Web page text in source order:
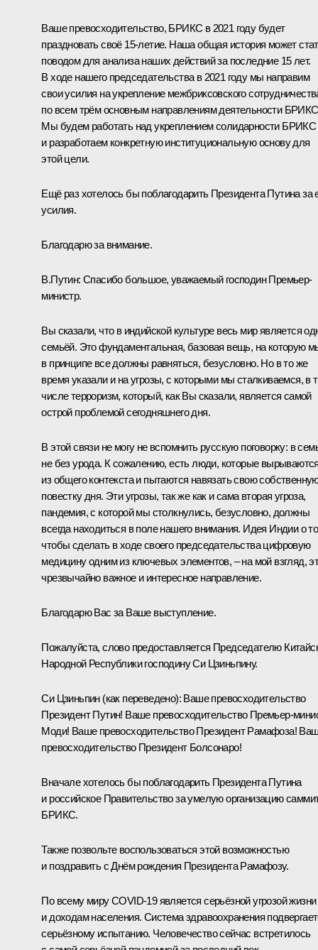
Ваше превосходительство, БРИКС в 2021 году будет
праздновать своё 15-летие. Наша общая история может
поводом для анализа наших действий за последние 15 лет.
В ходе нашего председательства в 2021 году мы направим
свои усилия на укрепление межбриксовского
по всем трём основным направлениям деятельности
Мы будем работать над укреплением солидарности БРИКС
и разработаем конкретную институциональную основу для
этой цели.
Ещё раз хотелось бы поблагодарить Президента Путина за
усилия.
Благодарю за внимание.
В.Путин: Спасибо большое, уважаемый господин Премьер-
министр.
Вы сказали, что в индийской культуре весь мир является
семьёй. Это фундаментальная, базовая вещь, на которую
в принципе все должны равняться, безусловно. Но в то же
время указали и на угрозы, с которыми мы сталкиваемся, в
числе терроризм, который, как Вы сказали, является самой
острой проблемой сегодняшнего дня.
В этой связи не могу не вспомнить русскую поговорку: в
не без урода. К сожалению, есть люди, которые
из общего контекста и пытаются навязать свою
повестку дня. Эти угрозы, так же как и сама вторая угроза,
пандемия, с которой мы столкнулись, безусловно, должны
всегда находиться в поле нашего внимания. Идея Индии о
чтобы сделать в ходе своего председательства цифровую
медицину одним из ключевых элементов, – на мой взгляд,
чрезвычайно важное и интересное направление.
Благодарю Вас за Ваше выступление.
Пожалуйста, слово предоставляется Председателю
Народной Республики господину Си Цзиньпину.
Си Цзиньпин (как переведено): Ваше превосходительство
Президент Путин! Ваше превосходительство Премьер-
Моди! Ваше превосходительство Президент Рамафоза!
превосходительство Президент Болсонаро!
Вначале хотелось бы поблагодарить Президента Путина
и российское Правительство за умелую организацию
БРИКС.
Также позвольте воспользоваться этой возможностью
и поздравить с Днём рождения Президента Рамафозу.
По всему миру COVID-19 является серьёзной угрозой жизни
и доходам населения. Система здравоохранения
серьёзному испытанию. Человечество сейчас встретилось